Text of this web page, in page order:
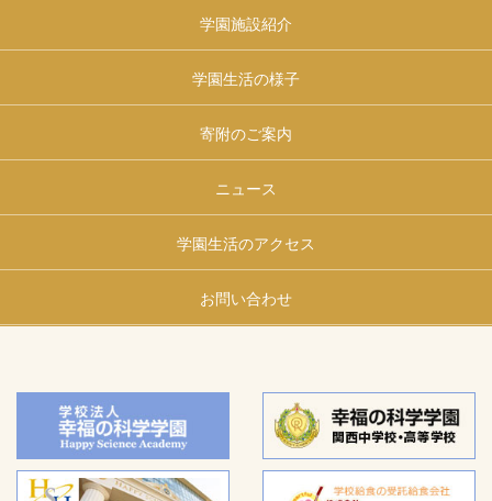
学園施設紹介
学園生活の様子
寄附のご案内
ニュース
学園生活のアクセス
お問い合わせ